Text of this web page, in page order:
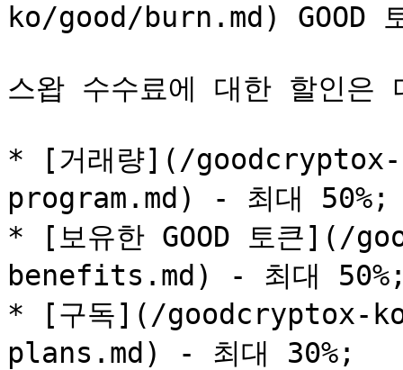
ko/good/burn.md) GOOD
스왑 수수료에 대한 할인은
* [거래량](/
program.md) - 최대 50%;
* [보유한 GOOD 토큰](/
benefits.md) - 최대
* [구독](/goodcryptox-
plans.md) - 최대 30%;